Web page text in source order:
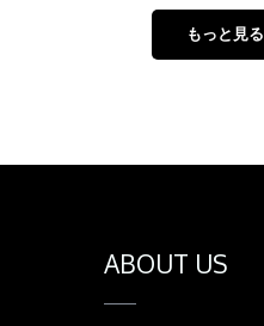
もっと見る
ABOUT US